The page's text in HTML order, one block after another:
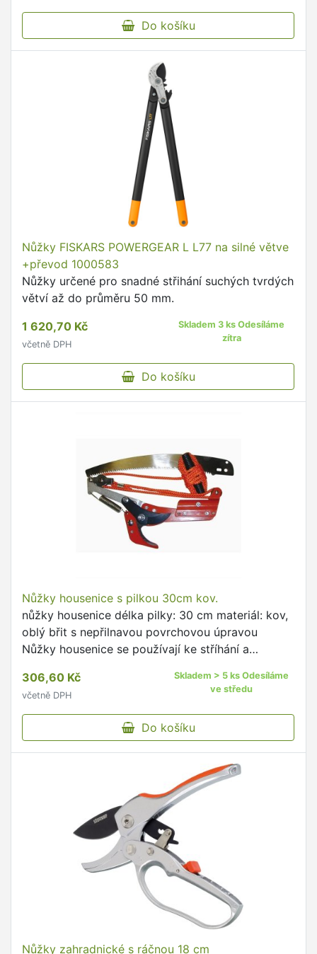
Do košíku
Nůžky FISKARS POWERGEAR L L77 na silné větve
+převod 1000583
Nůžky určené pro snadné střihání suchých tvrdých
větví až do průměru 50 mm.
1 620,70 Kč
včetně DPH
Skladem 3 ks Odesíláme
zítra
Do košíku
Nůžky housenice s pilkou 30cm kov.
nůžky housenice délka pilky: 30 cm materiál: kov,
oblý břit s nepřilnavou povrchovou úpravou
Nůžky housenice se používají ke stříhání a
ovládaní břitu usnadňuje …
306,60 Kč
včetně DPH
Skladem > 5 ks Odesíláme
ve středu
Do košíku
Nůžky zahradnické s ráčnou 18 cm